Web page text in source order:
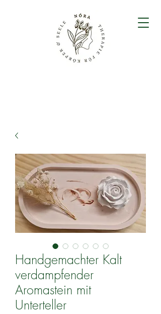
Handgemachter Kalt
verdampfender
Aromastein mit
Unterteller